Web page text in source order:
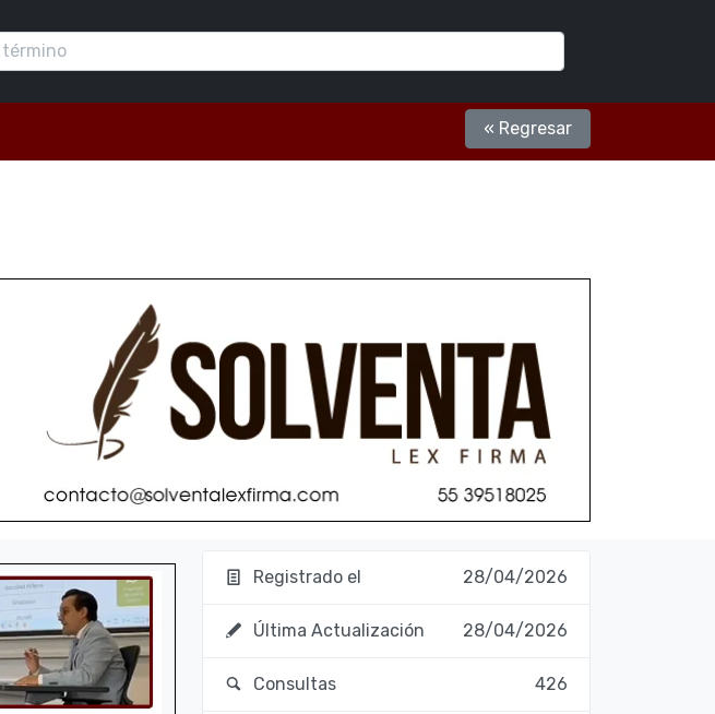
« Regresar
Registrado el 28/04/2026
Última Actualización 28/04/2026
Consultas 426